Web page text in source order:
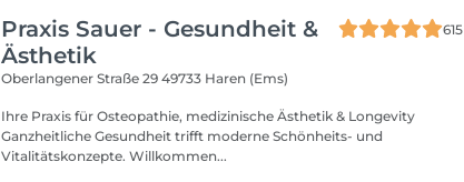
Praxis Sauer - Gesundheit &
Ästhetik
615
Oberlangener Straße 2949733 Haren (Ems)
Ihre Praxis für Osteopathie, medizinische Ästhetik & Longevity
Ganzheitliche Gesundheit trifft moderne Schönheits- und
Vitalitätskonzepte. Willkommen...